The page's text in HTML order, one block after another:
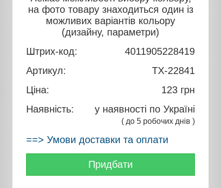
на фото товару знаходиться один із
можливих варіантів кольору
(дизайну, параметри)
Штрих-код:
4011905228419
Артикул:
TX-22841
Ціна:
123 грн
Наявність:
у наявності по Україні
( до 5 робочих днів )
==> Умови доставки та оплати
Придбати